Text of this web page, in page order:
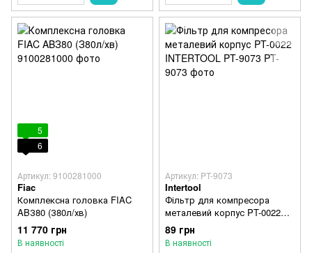
5
6
Артикул: 9100281000
Fiac
Комплексна головка FIAC
ABЗ80 (З80л/хв)
11 770 грн
В наявності
Артикул: PT-9073
Intertool
Фільтр для компресора
металевий корпус PT-0022
INTERTOOL PT-9073
89 грн
В наявності